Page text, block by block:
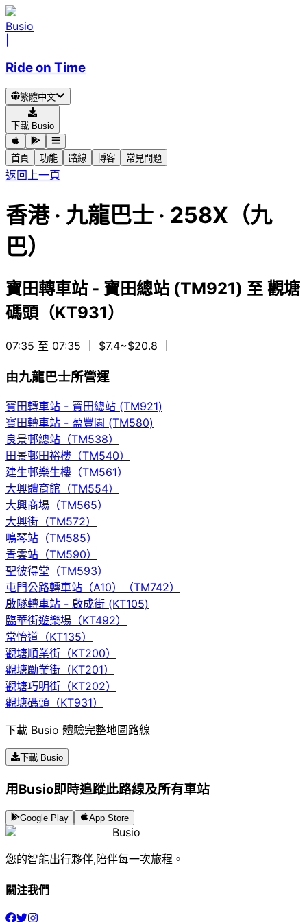
Busio
Ride on Time
繁體中文
下載 Busio
首頁 功能 路線 博客 常見問題
返回上一頁
香港· 九龍巴士 · 258X（九
巴）
寶田轉車站 - 寶田總站 (TM921) 至 觀塘
碼頭（KT931）
07:35 至 07:35 ｜ $7.4~$20.8
由九龍巴士所營運
寶田轉車站 - 寶田總站 (TM921)
寶田轉車站 - 盈豐園 (TM580)
良景邨總站（TM538）
田景邨田裕樓（TM540）
建生邨樂生樓（TM561）
大興體育館（TM554）
大興商場（TM565）
大興街（TM572）
鳴琴站（TM585）
青雲站（TM590）
聖彼得堂（TM593）
屯門公路轉車站（A10）（TM742）
啟隧轉車站 - 啟成街 (KT105)
臨華街遊樂場（KT492）
常怡道（KT135）
觀塘順業街（KT200）
觀塘勵業街（KT201）
觀塘巧明街（KT202）
觀塘碼頭（KT931）
下載 Busio 體驗完整地圖路線
下載 Busio
用Busio即時追蹤此路線及所有車站
Google Play App Store
Busio
您的智能出行夥伴,陪伴每一次旅程。
關注我們